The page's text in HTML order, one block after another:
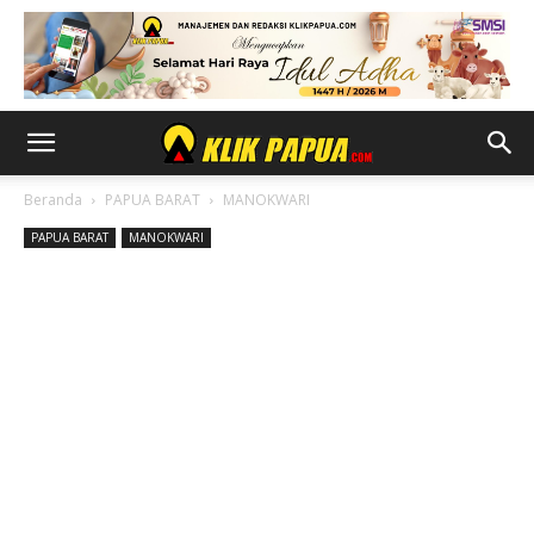
Beranda PAPUA BARAT MANOKWARI
PAPUA BARAT MANOKWARI